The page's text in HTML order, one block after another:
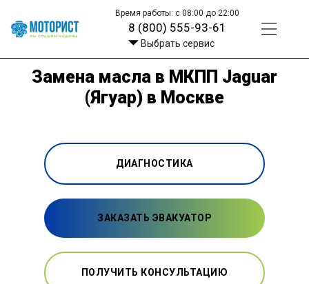
Время работы: с 08:00 до 22:00
8 (800) 555-93-61
Выбрать сервис
Замена масла в МКПП Jaguar
(Ягуар) в Москве
ДИАГНОСТИКА
ЗАКАЗАТЬ ЭВАКУАТОР
ПОЛУЧИТЬ КОНСУЛЬТАЦИЮ